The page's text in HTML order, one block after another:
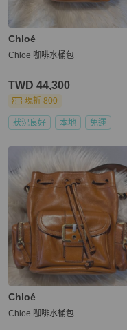
Chloé
Chloe 咖啡水桶包
TWD 44,300
現折 800
狀況良好 本地 免運
Chloé
Chloe 咖啡水桶包